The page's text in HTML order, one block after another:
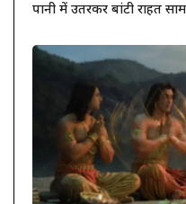
पानी में उतरकर बांटी राहत